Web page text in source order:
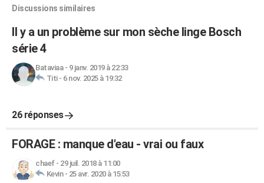
Discussions similaires
Il y a un problème sur mon sèche linge Bosch
série 4
Bataviaa- 9 janv. 2019 à 22:33
Titi- 6 nov. 2025 à 19:32
26 réponses
FORAGE : manque d'eau - vrai ou faux
chaef- 29 juil. 2018 à 11:00
Kevin- 25 avr. 2020 à 15:53